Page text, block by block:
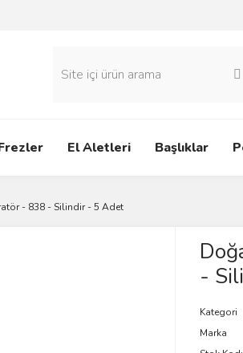
El Aletleri Başlıklar
- 838 - Silindir - 5 Adet
-
Kategori
Marka